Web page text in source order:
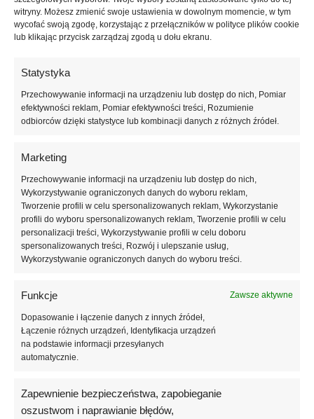
witryny. Możesz zmienić swoje ustawienia w dowolnym momencie, w tym
wycofać swoją zgodę, korzystając z przełączników w polityce plików cookie
lub klikając przycisk zarządzaj zgodą u dołu ekranu.
Statystyka
Przechowywanie informacji na urządzeniu lub dostęp do nich, Pomiar
efektywności reklam, Pomiar efektywności treści, Rozumienie
odbiorców dzięki statystyce lub kombinacji danych z różnych źródeł.
Marketing
Przechowywanie informacji na urządzeniu lub dostęp do nich,
Wykorzystywanie ograniczonych danych do wyboru reklam,
Tworzenie profili w celu spersonalizowanych reklam, Wykorzystanie
profili do wyboru spersonalizowanych reklam, Tworzenie profili w celu
personalizacji treści, Wykorzystywanie profili w celu doboru
spersonalizowanych treści, Rozwój i ulepszanie usług,
Wykorzystywanie ograniczonych danych do wyboru treści.
Funkcje Zawsze aktywne
Dopasowanie i łączenie danych z innych źródeł,
Łączenie różnych urządzeń, Identyfikacja urządzeń
na podstawie informacji przesyłanych
automatycznie.
Zapewnienie bezpieczeństwa, zapobieganie
oszustwom i naprawianie błędów,
manicure. Intensywny kolor pozwala stworzyć efektowną stylizację bez
konieczności wykonywania dodatkowych zdobień.
UV/LED. Odpowiednia konsystencja ułatwia aplikację i równomierne
wygląda estetycznie i profesjonalnie.
sprawdzi się przez cały rok i będzie pięknym uzupełnieniem każdej
kolekcji lakierów hybrydowych.
Pojemność: 10 ml
Marka: XNAIL
Kolor: Bloody Mary #0610
Opinie (0)